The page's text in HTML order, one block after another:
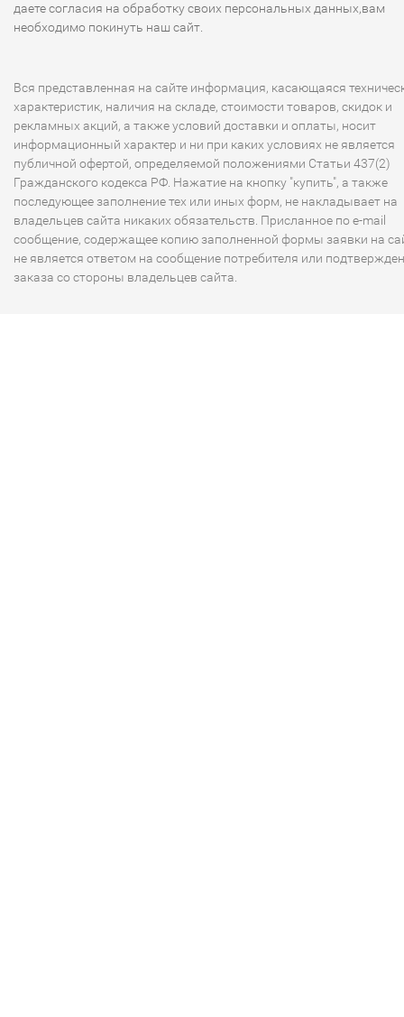
даете согласия на обработку своих персональных данных,вам
необходимо покинуть наш сайт.
Вся представленная на сайте информация, касающаяся
характеристик, наличия на складе, стоимости товаров, скидок и
рекламных акций, а также условий доставки и оплаты, носит
информационный характер и ни при каких условиях не является
публичной офертой, определяемой положениями Статьи 437(2)
Гражданского кодекса РФ. Нажатие на кнопку "купить", а также
последующее заполнение тех или иных форм, не накладывает на
владельцев сайта никаких обязательств. Присланное по e-mail
сообщение, содержащее копию заполненной формы заявки на
не является ответом на сообщение потребителя или
заказа со стороны владельцев сайта.